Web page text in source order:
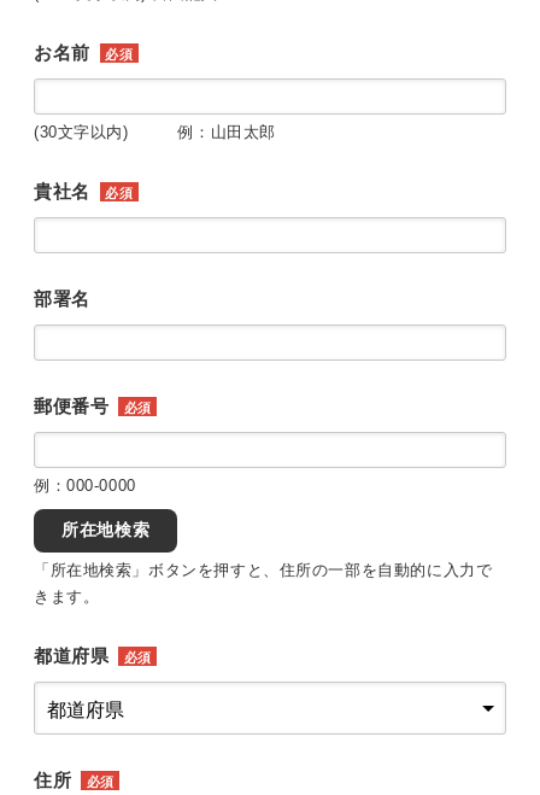
お名前 必須
(30文字以内) 例：山田太郎
貴社名 必須
部署名
郵便番号 必須
例：000-0000
所在地検索
「所在地検索」ボタンを押すと、住所の一部を自動的に入力で
きます。
都道府県 必須
住所 必須